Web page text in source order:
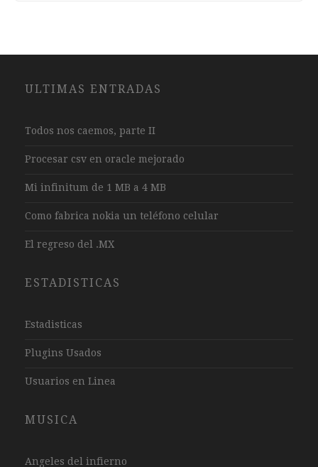
ULTIMAS ENTRADAS
Todos nos caemos, parte II
Procesar csv en oracle mejorado
Mi infinitum de 1 MB a 4 MB
Como fabrica nokia un teléfono celular
El regreso del .MX
ESTADISTICAS
Estadisticas
Plugins Usados
Usuarios en Linea
MUSICA
Angeles del infierno